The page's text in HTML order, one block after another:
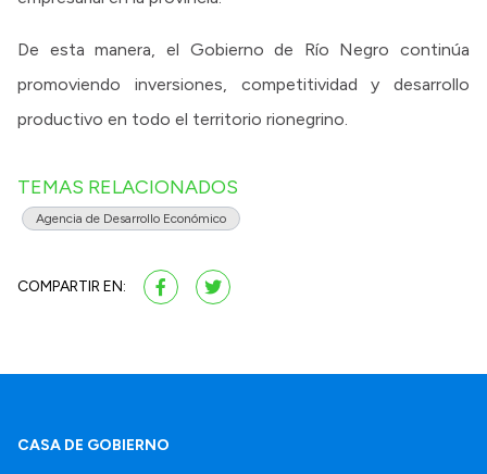
De esta manera, el Gobierno de Río Negro continúa
promoviendo inversiones, competitividad y desarrollo
productivo en todo el territorio rionegrino.
TEMAS RELACIONADOS
Agencia de Desarrollo Económico
COMPARTIR EN:
CASA DE GOBIERNO